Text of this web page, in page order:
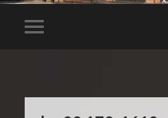
Toggle